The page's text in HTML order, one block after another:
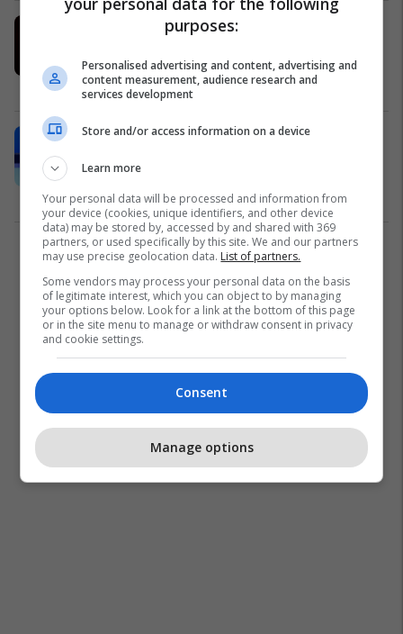
Mulla Osmani: Imamët e klanit të
ndërsa në fshat ka hoxhë që paga
mujore i del vetëm 100 euro
Kosovë 01/02/2020
Mulla Osmani: Gjatë varrimit të
largoj uniformën fetare (Video)
Kosovë 05/03/2019
1
purposes:
Personalised advertising and content, advertising and
content measurement, audience research and
services development
Store and/or access information on a device
Learn more
Your personal data will be processed and information from
your device (cookies, unique identifiers, and other device
data) may be stored by, accessed by and shared with 369
partners, or used specifically by this site. We and our partners
may use precise geolocation data. List of partners.
Some vendors may process your personal data on the basis
of legitimate interest, which you can object to by managing
your options below. Look for a link at the bottom of this page
or in the site menu to manage or withdraw consent in privacy
and cookie settings.
Consent
Manage options